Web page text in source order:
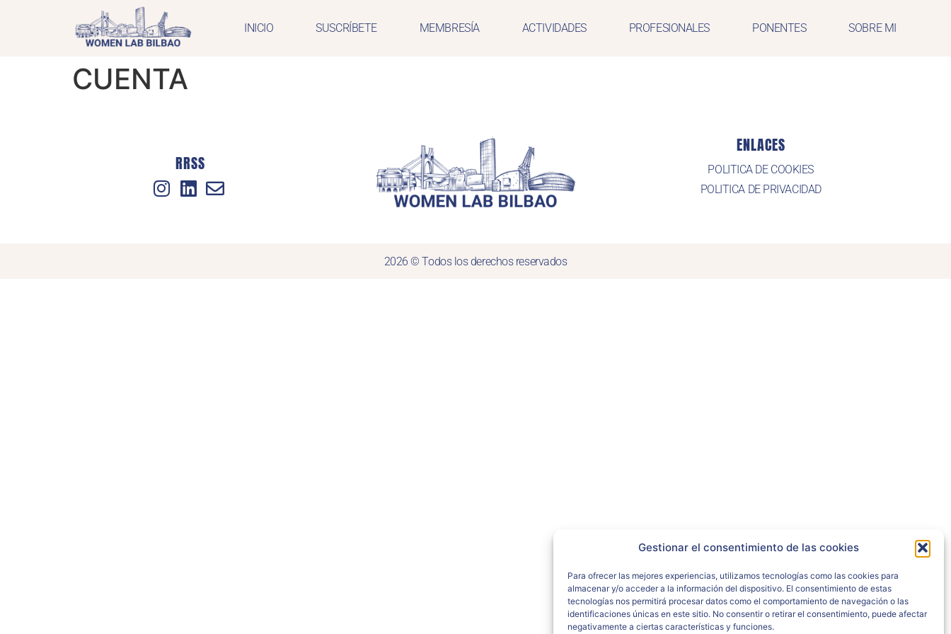
Gestionar el consentimiento de las cookies
Para ofrecer las mejores experiencias, utilizamos tecnologías como las cookies para
almacenar y/o acceder a la información del dispositivo. El consentimiento de estas
tecnologías nos permitirá procesar datos como el comportamiento de navegación o las
identificaciones únicas en este sitio. No consentir o retirar el consentimiento, puede afectar
negativamente a ciertas características y funciones.
INICIO SUSCRÍBETE MEMBRESÍA ACTIVIDADES PROFESIONALES PONENTES SOBRE MI
CUENTA
RRSS
ENLACES
POLITICA DE COOKIES
POLITICA DE PRIVACIDAD
2026 © Todos los derechos reservados